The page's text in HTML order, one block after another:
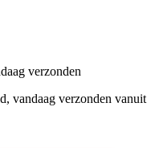
vandaag verzonden vanuit